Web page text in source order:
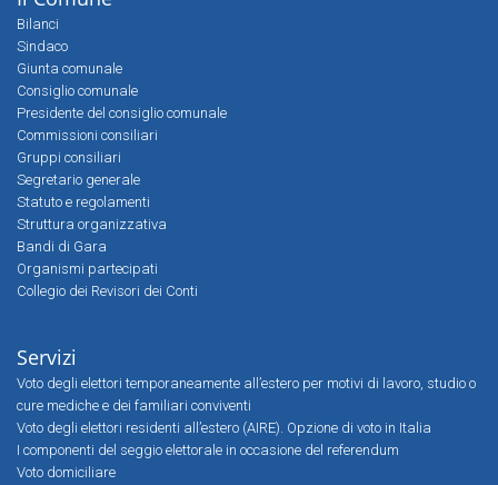
Bilanci
Sindaco
Giunta comunale
Consiglio comunale
Presidente del consiglio comunale
Commissioni consiliari
Gruppi consiliari
Segretario generale
Statuto e regolamenti
Struttura organizzativa
Bandi di Gara
Organismi partecipati
Collegio dei Revisori dei Conti
Servizi
Voto degli elettori temporaneamente all’estero per motivi di lavoro, studio o
cure mediche e dei familiari conviventi
Voto degli elettori residenti all’estero (AIRE). Opzione di voto in Italia
I componenti del seggio elettorale in occasione del referendum
Voto domiciliare